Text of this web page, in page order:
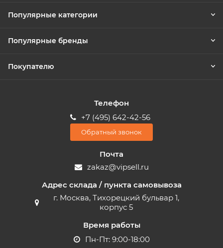
Популярные категории
Популярные бренды
Покупателю
Телефон
+7 (495) 642-42-56
Обратный звонок
Почта
zakaz@vipsell.ru
Адрес склада / пункта самовывоза
г. Москва, Тихорецкий бульвар 1,
корпус 5
Время работы
Пн-Пт: 9:00-18:00